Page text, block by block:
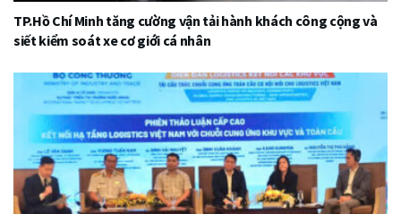
TP.Hồ Chí Minh tăng cường vận tải hành khách công cộng và
siết kiểm soát xe cơ giới cá nhân